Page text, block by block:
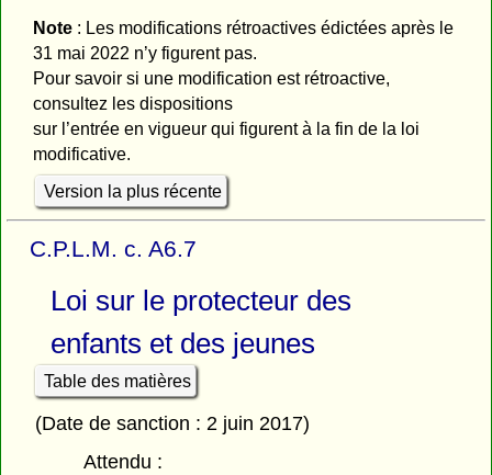
Note: Les modifications rétroactives édictées après le
31 mai 2022 n’y figurent pas.
Pour savoir si une modification est rétroactive,
consultez les dispositions
sur l’entrée en vigueur qui figurent à la fin de la loi
modificative.
Version la plus récente
C.P.L.M. c. A6.7
Loi sur le protecteur des
enfants et des jeunes
Table des matières
(Date de sanction : 2 juin 2017)
Attendu :